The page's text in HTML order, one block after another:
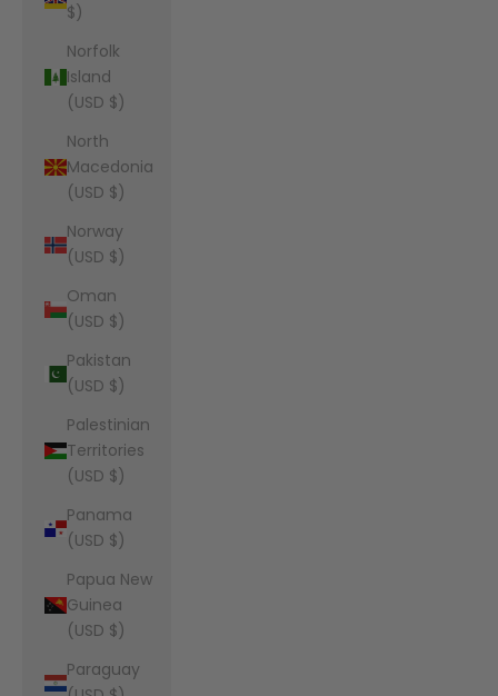
$)
Norfolk
Island
(USD $)
North
Macedonia
(USD $)
Norway
(USD $)
Oman
(USD $)
Pakistan
(USD $)
Palestinian
Territories
(USD $)
Panama
(USD $)
Papua New
Guinea
(USD $)
Paraguay